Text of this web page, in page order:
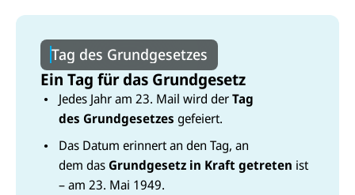
Tag des Grundgesetzes
Ein Tag für das Grundgesetz
Jedes Jahr am 23. Mail wird derTag
des Grundgesetzes gefeiert.
Das Datum erinnert an den Tag, an
dem das Grundgesetz in Kraft getreten ist
– am 23. Mai 1949.